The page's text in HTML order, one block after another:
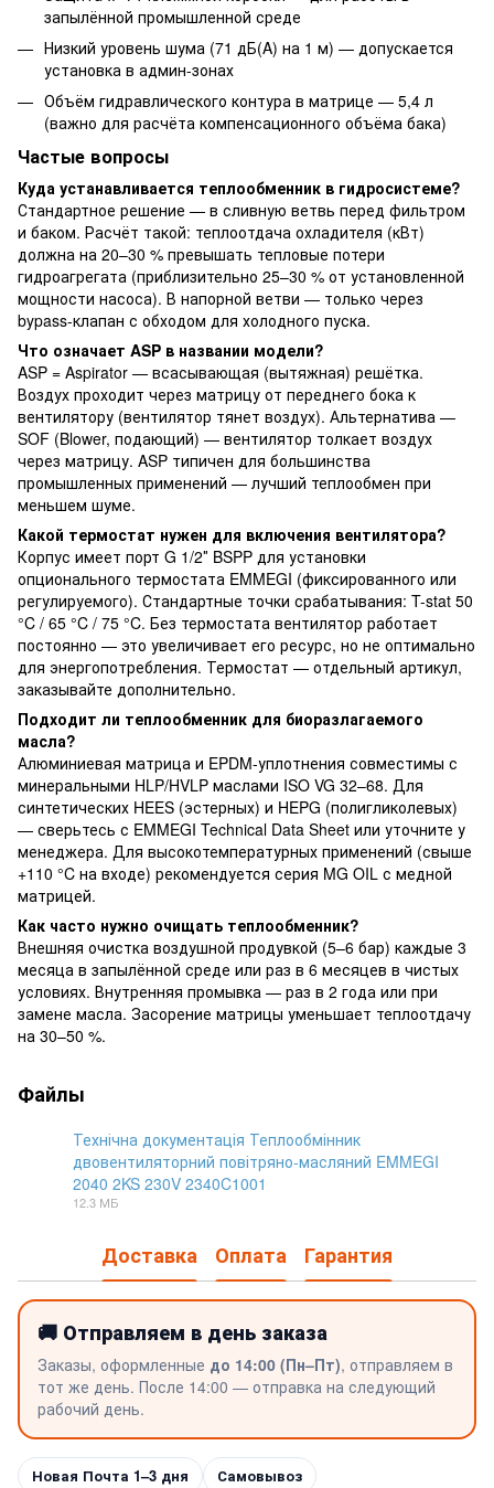
запылённой промышленной среде
Низкий уровень шума (71 дБ(A) на 1 м) — допускается
установка в админ-зонах
Объём гидравлического контура в матрице — 5,4 л
(важно для расчёта компенсационного объёма бака)
Частые вопросы
Куда устанавливается теплообменник в гидросистеме?
Стандартное решение — в сливную ветвь перед фильтром
и баком. Расчёт такой: теплоотдача охладителя (кВт)
должна на 20–30 % превышать тепловые потери
гидроагрегата (приблизительно 25–30 % от установленной
мощности насоса). В напорной ветви — только через
bypass-клапан с обходом для холодного пуска.
Что означает ASP в названии модели?
ASP = Aspirator — всасывающая (вытяжная) решётка.
Воздух проходит через матрицу от переднего бока к
вентилятору (вентилятор тянет воздух). Альтернатива —
SOF (Blower, подающий) — вентилятор толкает воздух
через матрицу. ASP типичен для большинства
промышленных применений — лучший теплообмен при
меньшем шуме.
Какой термостат нужен для включения вентилятора?
Корпус имеет порт G 1/2″ BSPP для установки
опционального термостата EMMEGI (фиксированного или
регулируемого). Стандартные точки срабатывания: T-stat 50
°C / 65 °C / 75 °C. Без термостата вентилятор работает
постоянно — это увеличивает его ресурс, но не оптимально
для энергопотребления. Термостат — отдельный артикул,
заказывайте дополнительно.
Подходит ли теплообменник для биоразлагаемого
масла?
Алюминиевая матрица и EPDM-уплотнения совместимы с
минеральными HLP/HVLP маслами ISO VG 32–68. Для
синтетических HEES (эстерных) и HEPG (полигликолевых)
— сверьтесь с EMMEGI Technical Data Sheet или уточните у
менеджера. Для высокотемпературных применений (свыше
+110 °C на входе) рекомендуется серия MG OIL с медной
матрицей.
Как часто нужно очищать теплообменник?
Внешняя очистка воздушной продувкой (5–6 бар) каждые 3
месяца в запылённой среде или раз в 6 месяцев в чистых
условиях. Внутренняя промывка — раз в 2 года или при
замене масла. Засорение матрицы уменьшает теплоотдачу
на 30–50 %.
Файлы
Технічна документація Теплообмінник
двовентиляторний повітряно-масляний EMMEGI
2040 2KS 230V 2340C1001
12.3 МБ
Доставка Оплата Гарантия
🚚 Отправляем в день заказа
Заказы, оформленные до 14:00 (Пн–Пт), отправляем в
тот же день. После 14:00 — отправка на следующий
рабочий день.
Новая Почта 1–3 дня Самовывоз